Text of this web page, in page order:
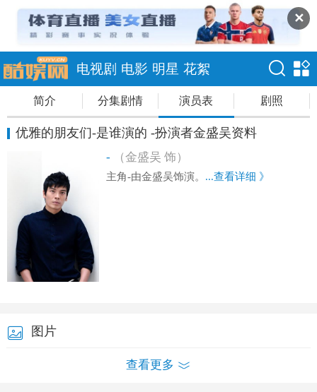
✕
电视剧 电影 明星 花絮
简介 分集剧情 演员表 剧照
优雅的朋友们-是谁演的 -扮演者金盛吴资料
- （金盛吴 饰）
主角-由金盛吴饰演。 ...查看详细 》
图片
查看更多